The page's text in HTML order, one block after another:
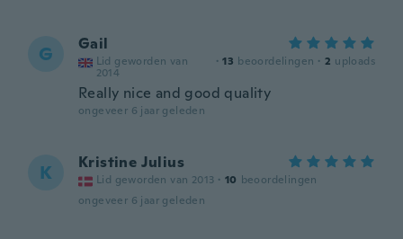
G Gail
Lid geworden van
2014
· 13 beoordelingen · 2 uploads
Really nice and good quality
ongeveer 6 jaar geleden
K Kristine Julius
Lid geworden van 2013 · 10 beoordelingen
ongeveer 6 jaar geleden